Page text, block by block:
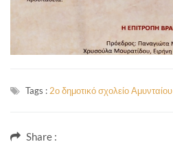
Tags : 2ο δημοτικό σχολείο Αμυνταίου
Share :